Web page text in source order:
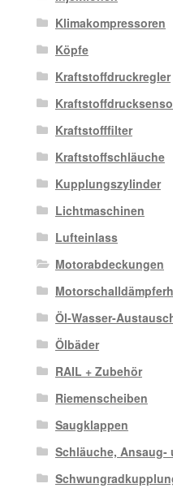
Klimakompressoren
Köpfe
Kraftstoffdruckregler
Kraftstofffilter
Kraftstoffschläuche
Kupplungszylinder
Lichtmaschinen
Lufteinlass
Motorabdeckungen
Öl-Wasser-
Ölbäder
RAIL + Zubehör
Riemenscheiben
Saugklappen
Schläuche, Ansaug-